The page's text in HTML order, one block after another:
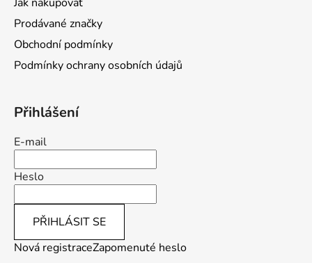
Prodávané značky
Obchodní podmínky
Podmínky ochrany osobních údajů
Přihlášení
E-mail
Heslo
PŘIHLÁSIT SE
Nová registraceZapomenuté heslo